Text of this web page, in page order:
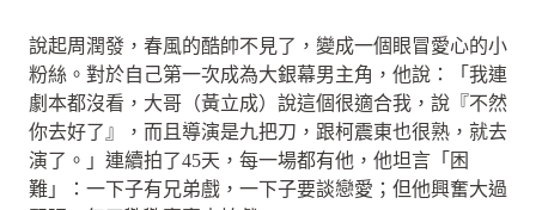
說起周潤發，春風的酷帥不見了，變成一個眼冒愛心的小
粉絲。對於自己第一次成為大銀幕男主角，他說：「我連
劇本都沒看，大哥（黃立成）說這個很適合我，說『不然
你去好了』，而且導演是九把刀，跟柯震東也很熟，就去
演了。」連續拍了45天，每一場都有他，他坦言「困
難」：一下子有兄弟戲，一下子要談戀愛；但他興奮大過